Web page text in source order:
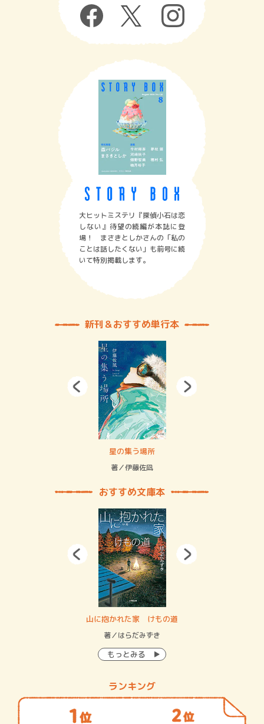
大ヒットミステリ『探偵小石は恋
しない』待望の続編が本誌に登
場！ まさきとしかさんの「私の
ことは話したくない」も前号に続
いて特別掲載します。
新刊＆おすすめ単行本
星の集う場所
著／伊藤佐凪
おすすめ文庫本
山に抱かれた家 けもの道
著／はらだみずき
もっとみる
ランキング